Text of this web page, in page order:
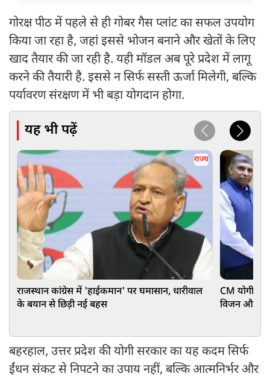
गोरक्ष पीठ में पहले से ही गोबर गैस प्लांट का सफल उपयोग
किया जा रहा है, जहां इससे भोजन बनाने और खेतों के लिए
खाद तैयार की जा रही है. यही मॉडल अब पूरे प्रदेश में लागू
करने की तैयारी है. इससे न सिर्फ सस्ती ऊर्जा मिलेगी, बल्कि
पर्यावरण संरक्षण में भी बड़ा योगदान होगा.
यह भी पढ़ें
राज्य
राजस्थान कांग्रेस में 'हाईकमान' पर घमासान, धारीवाल
के बयान से छिड़ी नई बहस
CM योगी से
विजन और
बहरहाल, उत्तर प्रदेश की योगी सरकार का यह कदम सिर्फ
ईंधन संकट से निपटने का उपाय नहीं, बल्कि आत्मनिर्भर और